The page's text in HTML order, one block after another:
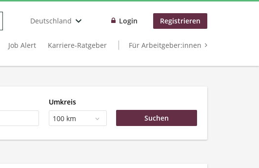
Deutschland Login Registrieren
Job Alert Karriere-Ratgeber Für Arbeitgeber:innen
Umkreis
100 km